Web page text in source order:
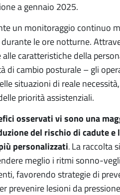
a gennaio 2025.
un monitoraggio continuo
le ore notturne.
caratteristiche della
di cambio posturale – gli
situazioni di reale
priorità assistenziali.
osservati vi sono una
del rischio di cadute
personalizzati. La raccolta
meglio i ritmi sonno-
favorendo strategie di
prevenire lesioni da